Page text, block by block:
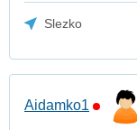
Slezko
Aidamko1